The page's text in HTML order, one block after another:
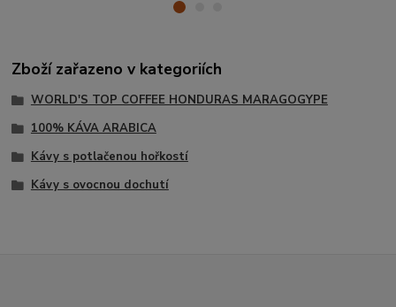
Zboží zařazeno v kategoriích
WORLD'S TOP COFFEE HONDURAS MARAGOGYPE
100% KÁVA ARABICA
Kávy s potlačenou hořkostí
Kávy s ovocnou dochutí